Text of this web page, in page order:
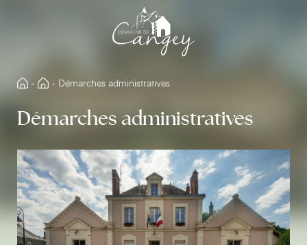
- - Démarches administratives
Démarches administratives